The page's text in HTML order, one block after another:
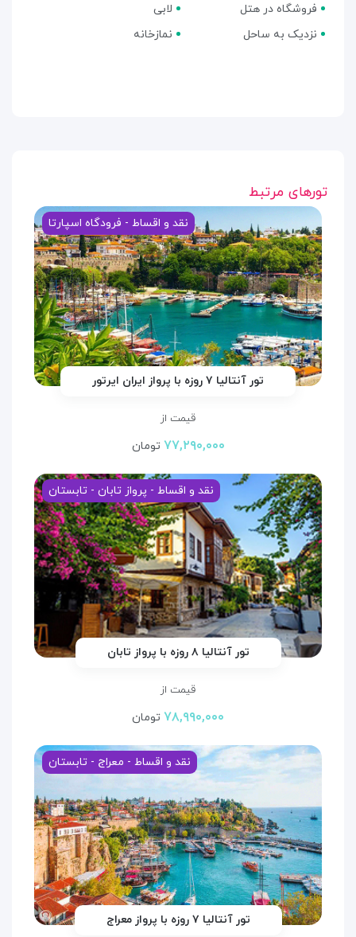
فروشگاه در هتل
لابی
نزدیک به ساحل
نمازخانه
تورهای مرتبط
نقد و اقساط - فرودگاه اسپارتا
تور آنتالیا ۷ روزه با پرواز ایران ایرتور
قیمت از
۷۷,۲۹۰,۰۰۰ تومان
نقد و اقساط - پرواز تابان - تابستان
تور آنتالیا ۸ روزه با پرواز تابان
قیمت از
۷۸,۹۹۰,۰۰۰ تومان
نقد و اقساط - معراج - تابستان
تور آنتالیا ۷ روزه با پرواز معراج